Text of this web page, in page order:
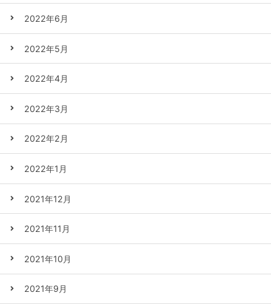
2022年6月
2022年5月
2022年4月
2022年3月
2022年2月
2022年1月
2021年12月
2021年11月
2021年10月
2021年9月